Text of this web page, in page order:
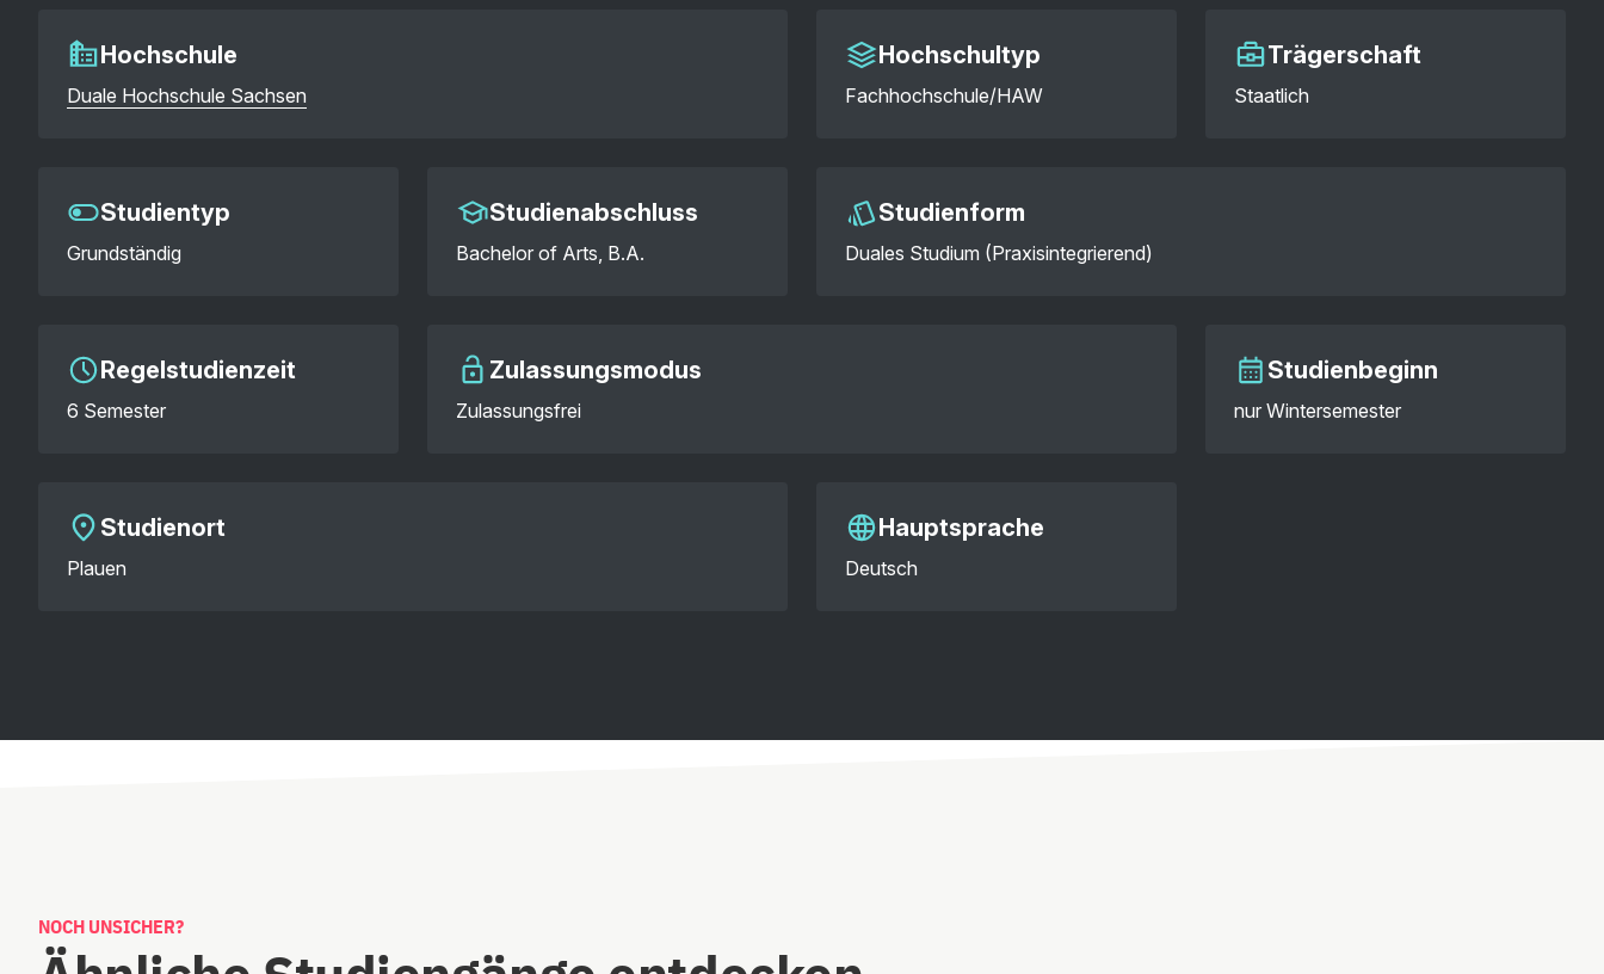
Hochschule
Duale Hochschule Sachsen
Hochschultyp
Fachhochschule/HAW
Trägerschaft
Staatlich
Studientyp
Grundständig
Studienabschluss
Bachelor of Arts, B.A.
Studienform
Duales Studium (Praxisintegrierend)
Regelstudienzeit
6 Semester
Zulassungsmodus
Zulassungsfrei
Studienbeginn
nur Wintersemester
Studienort
Plauen
Hauptsprache
Deutsch
NOCH UNSICHER?